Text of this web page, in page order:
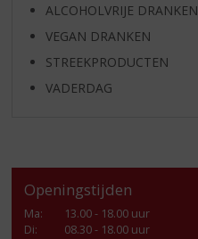
ALCOHOLVRIJE DRANKEN
VEGAN DRANKEN
STREEKPRODUCTEN
VADERDAG
Openingstijden
Ma:
13.00 - 18.00 uur
Di:
08.30 - 18.00 uur